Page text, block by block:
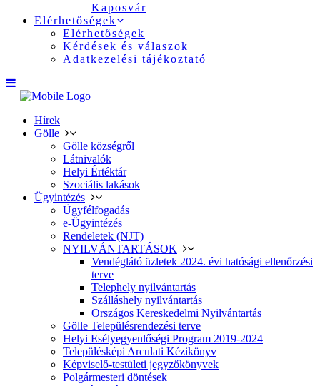
Kaposvár
Elérhetőségek
Elérhetőségek
Kérdések és válaszok
Adatkezelési tájékoztató
Hírek
Gölle
Gölle községről
Látnivalók
Helyi Értéktár
Szociális lakások
Ügyintézés
Ügyfélfogadás
e-Ügyintézés
Rendeletek (NJT)
NYILVÁNTARTÁSOK
Vendéglátó üzletek 2024. évi hatósági ellenőrzési
terve
Telephely nyilvántartás
Szálláshely nyilvántartás
Országos Kereskedelmi Nyilvántartás
Gölle Településrendezési terve
Helyi Esélyegyenlőségi Program 2019-2024
Településképi Arculati Kézikönyv
Képviselő-testületi jegyzőkönyvek
Polgármesteri döntések